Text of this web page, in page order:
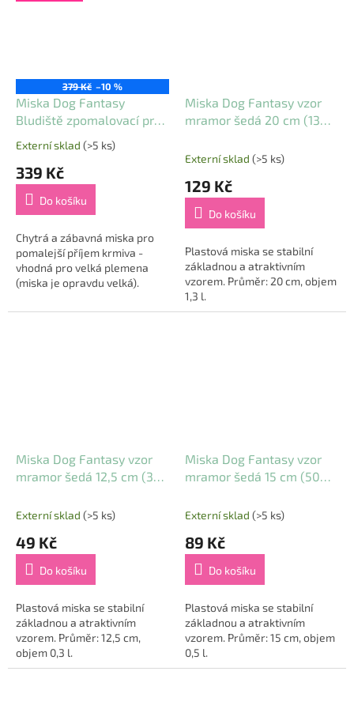
379 Kč –10 %
Miska Dog Fantasy
Bludiště zpomalovací proti
hltání zeleno-modrá
40x30x4,8 cm
Průměrné
produktu
5,0
5
hvězdiček.
Externí sklad (>5 ks)
339 Kč
Do košíku
Chytrá a zábavná miska pro
pomalejší příjem krmiva -
vhodná pro velká plemena
(miska je opravdu velká).
Miska Dog Fantasy vzor
mramor šedá 20 cm (1300
Externí sklad (>5 ks)
129 Kč
Do košíku
Plastová miska se stabilní
základnou a atraktivním
vzorem. Průměr: 20 cm, objem
1,3 l.
Miska Dog Fantasy vzor
mramor šedá 12,5 cm (300
Externí sklad (>5 ks)
49 Kč
Do košíku
Plastová miska se stabilní
základnou a atraktivním
vzorem. Průměr: 12,5 cm,
objem 0,3 l.
Miska Dog Fantasy vzor
mramor šedá 15 cm (500
Externí sklad (>5 ks)
89 Kč
Do košíku
Plastová miska se stabilní
základnou a atraktivním
vzorem. Průměr: 15 cm, objem
0,5 l.